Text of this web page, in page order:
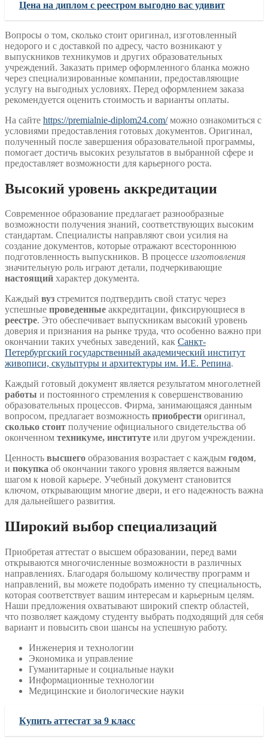
Цена на диплом с реестром выгодно вас удивит
Вопросы о том, сколько стоит оригинал, изготовленный
недорого и с доставкой по адресу, часто возникают у
выпускников техникумов и других образовательных
учреждений. Заказать пример оформленного бланка можно
через специализированные компании, предоставляющие
услугу на выгодных условиях. Перед оформлением заказа
рекомендуется оценить стоимость и варианты оплаты.
На сайте https://premialnie-diplom24.com/можно ознакомиться с
условиями предоставления готовых документов. Оригинал,
полученный после завершения образовательной программы,
помогает достичь высоких результатов в выбранной сфере и
предоставляет возможности для карьерного роста.
Высокий уровень аккредитации
Современное образование предлагает разнообразные
возможности получения знаний, соответствующих высоким
стандартам. Специалисты направляют свои усилия на
создание документов, которые отражают всестороннюю
подготовленность выпускников. В процессе изготовления
значительную роль играют детали, подчеркивающие
настоящий характер документа.
Каждый вуз стремится подтвердить свой статус через
успешные проведенные аккредитации, фиксирующиеся в
реестре. Это обеспечивает выпускникам высокий уровень
доверия и признания на рынке труда, что особенно важно при
окончании таких учебных заведений, как Санкт-
Петербургский государственный академический институт
живописи, скульптуры и архитектуры им. И.Е. Репина.
Каждый готовый документ является результатом многолетней
работы и постоянного стремления к совершенствованию
образовательных процессов. Фирма, занимающаяся данным
вопросом, предлагает возможность приобрести оригинал,
сколько стоит получение официального свидетельства об
оконченном техникуме, институте или другом учреждении.
Ценность высшего образования возрастает с каждым годом,
и покупка об окончании такого уровня является важным
шагом к новой карьере. Учебный документ становится
ключом, открывающим многие двери, и его надежность важна
для дальнейшего развития.
Широкий выбор специализаций
Приобретая аттестат о высшем образовании, перед вами
открываются многочисленные возможности в различных
направлениях. Благодаря большому количеству программ и
направлений, вы можете подобрать именно ту специальность,
которая соответствует вашим интересам и карьерным целям.
Наши предложения охватывают широкий спектр областей,
что позволяет каждому студенту выбрать подходящий для себя
вариант и повысить свои шансы на успешную работу.
Инженерия и технологии
Экономика и управление
Гуманитарные и социальные науки
Информационные технологии
Медицинские и биологические науки
Купить аттестат за 9 класс